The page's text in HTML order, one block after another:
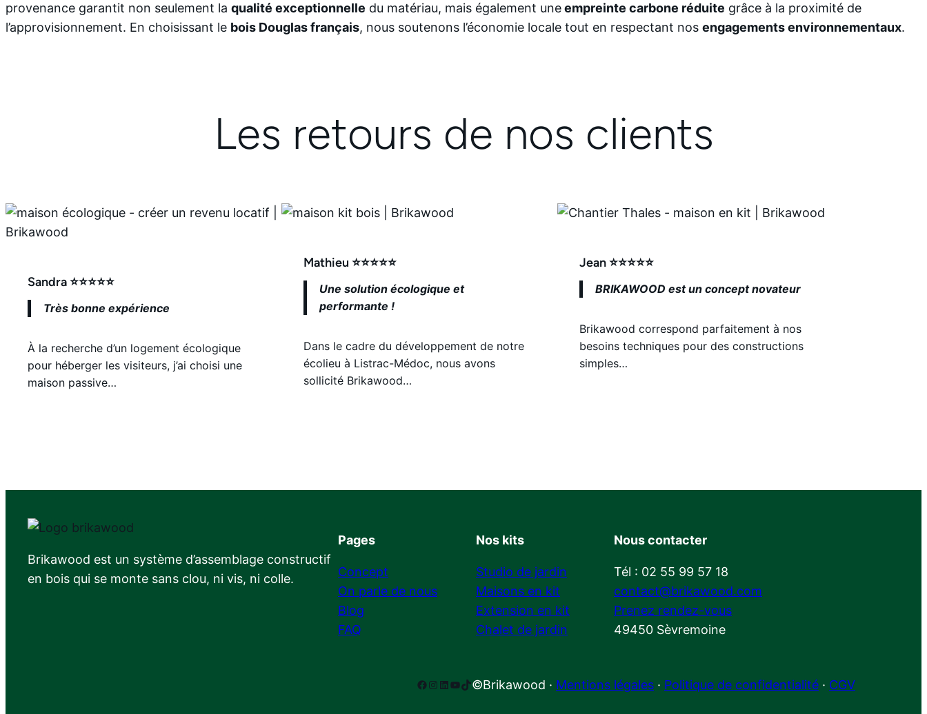
provenance garantit non seulement la qualité exceptionnelle du matériau, mais également uneempreinte carbone réduite grâce à la proximité de
l’approvisionnement. En choisissant le bois Douglas français, nous soutenons l’économie locale tout en respectant nos engagements environnementaux.
Les retours de nos clients
Sandra ⭐⭐⭐⭐⭐
Très bonne expérience
À la recherche d’un logement écologique
pour héberger les visiteurs, j’ai choisi une
maison passive…
Mathieu ⭐⭐⭐⭐⭐
Une solution écologique et
performante !
Dans le cadre du développement de notre
écolieu à Listrac-Médoc, nous avons
sollicité Brikawood…
Jean ⭐⭐⭐⭐⭐
BRIKAWOOD est un concept novateur
Brikawood correspond parfaitement à nos
besoins techniques pour des constructions
simples…
Brikawood est un système d’assemblage constructif
en bois qui se monte sans clou, ni vis, ni colle.
Pages
Concept
On parle de nous
Blog
FAQ
Nos kits
Studio de jardin
Maisons en kit
Extension en kit
Chalet de jardin
Nous contacter
Tél : 02 55 99 57 18
contact@brikawood.com
Prenez rendez-vous
49450 Sèvremoine
Facebook
Instagram
LinkedIn
YouTube
TikTok
©Brikawood · Mentions légales · Politique de confidentialité · CGV